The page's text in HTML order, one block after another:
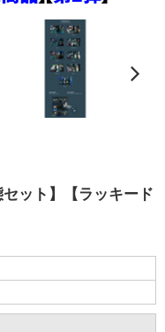
ット】【ラッキード